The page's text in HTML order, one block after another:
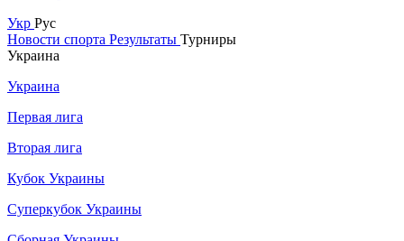
Укр Рус
Новости спорта Результаты Турниры
Украина
Украина
Первая лига
Вторая лига
Кубок Украины
Суперкубок Украины